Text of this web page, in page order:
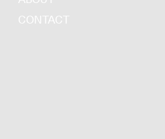
CONTACT